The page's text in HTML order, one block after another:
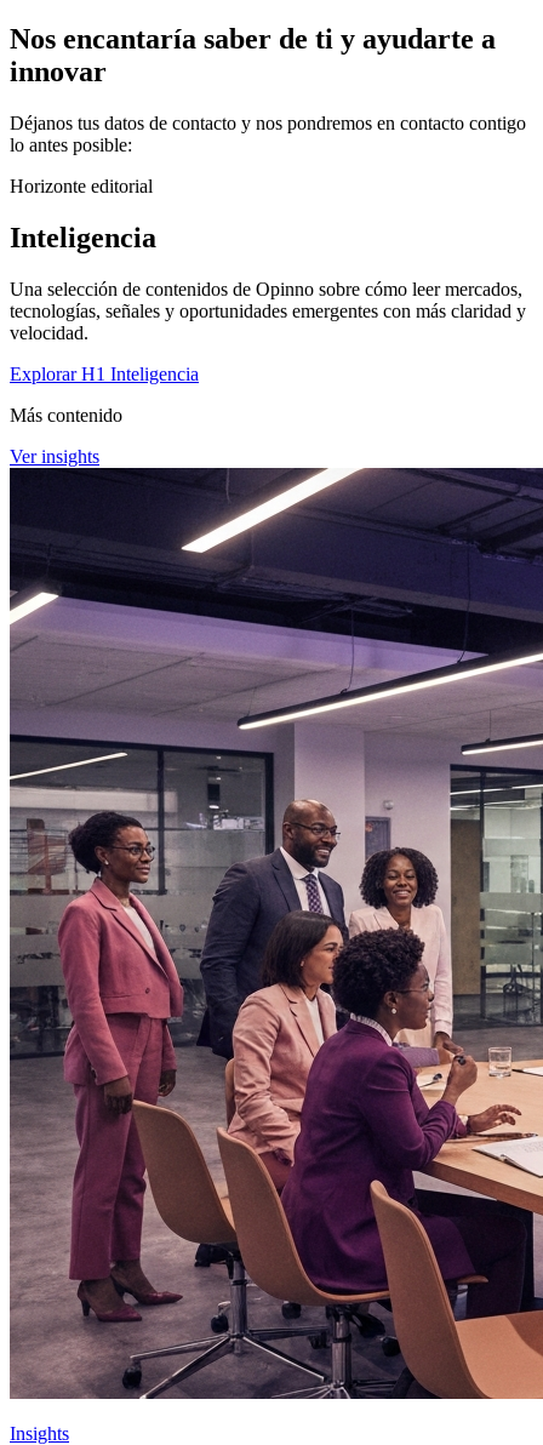
Nos encantaría saber de ti y ayudarte a
innovar
Déjanos tus datos de contacto y nos pondremos en contacto contigo
lo antes posible:
Horizonte editorial
Inteligencia
Una selección de contenidos de Opinno sobre cómo leer mercados,
tecnologías, señales y oportunidades emergentes con más claridad y
velocidad.
Explorar H1 Inteligencia
Más contenido
Ver insights
Insights